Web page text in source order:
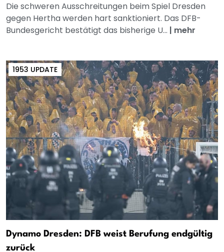
Die schweren Ausschreitungen beim Spiel Dresden
gegen Hertha werden hart sanktioniert. Das DFB-
Bundesgericht bestätigt das bisherige U... | mehr
1953 UPDATE
Dynamo Dresden: DFB weist Berufung endgültig
zurück